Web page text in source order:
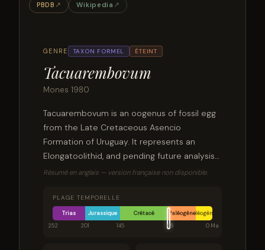
GENRE TAXON FORMEL ÉTEINT
Tacuarembovum
Mones 1980
Tacuarembovum is an oogenus of fossil egg
from the Late Cretaceous Asencio
Formation of Uruguay. It represents an
Elongatoolithid, and pending future analysis
may be found to be synonymous with
Résumé en anglais — version française non disponible.
PLAGE TEMPORELLE
Trias Jurassique Crétacé PaléogèneNéogène
252
201 145 66 0 Ma
PBDB ↗ Wikipedia ↗